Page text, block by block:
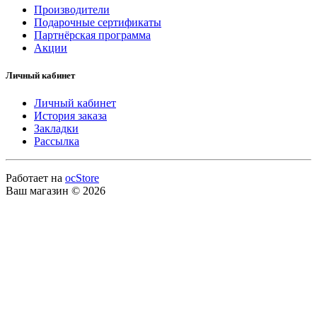
Производители
Подарочные сертификаты
Партнёрская программа
Акции
Личный кабинет
Личный кабинет
История заказа
Закладки
Рассылка
Работает на ocStore
Ваш магазин © 2026